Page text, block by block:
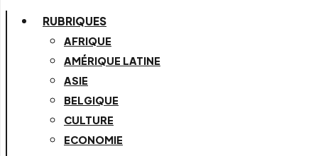
RUBRIQUES
AFRIQUE
AMÉRIQUE LATINE
ASIE
BELGIQUE
CULTURE
ECONOMIE